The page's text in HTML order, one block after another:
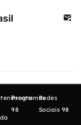
Programas
98
Redes
Sociais 98